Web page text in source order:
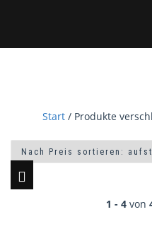
Start / Produkte
1 - 4 von